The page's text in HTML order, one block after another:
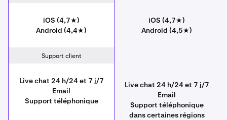
iOS (4,7★)
Android (4,4★)
iOS (4,7★)
Android (4,5★)
Support client
Live chat 24 h/24 et 7 j/7
Email
Support téléphonique
Live chat 24 h/24 et 7 j/7
Email
Support téléphonique
dans certaines régions